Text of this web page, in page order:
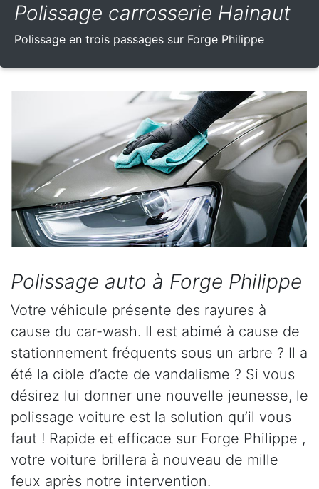
Polissage carrosserie Hainaut
Polissage en trois passages sur Forge Philippe
Polissage auto à Forge Philippe
Votre véhicule présente des rayures à
cause du car-wash. Il est abimé à cause de
stationnement fréquents sous un arbre ? Il a
été la cible d’acte de vandalisme ? Si vous
désirez lui donner une nouvelle jeunesse, le
polissage voiture est la solution qu’il vous
faut ! Rapide et efficace sur Forge Philippe ,
votre voiture brillera à nouveau de mille
feux après notre intervention.